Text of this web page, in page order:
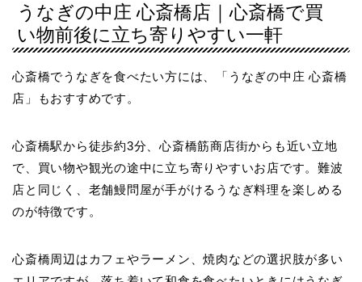
うなぎの中庄 心斎橋店｜心斎橋で買
い物前後に立ち寄りやすい一軒
心斎橋でうなぎを食べたい方には、「うなぎの中庄 心斎橋
店」もおすすめです。
心斎橋駅から徒歩約3分、心斎橋筋商店街からも近い立地
で、買い物や観光の途中に立ち寄りやすいお店です。難波
店と同じく、老舗鰻問屋が手がけるうなぎ料理を楽しめる
のが特徴です。
心斎橋周辺はカフェやラーメン、焼肉などの選択肢が多い